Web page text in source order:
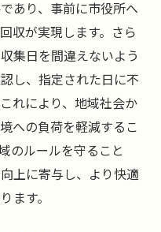
あり、事前に市役所へ
収が実現します。さら
集日を間違えないよう
し、指定された日に不
れにより、地域社会か
への負荷を軽減するこ
のルールを守ること
上に寄与し、より快適
ます。